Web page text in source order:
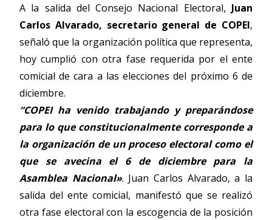
A la salida del Consejo Nacional Electoral, Juan
Carlos Alvarado, secretario general de COPEI,
señaló que la organización política que representa,
hoy cumplió con otra fase requerida por el ente
comicial de cara a las elecciones del próximo 6 de
diciembre.
“COPEI ha venido trabajando y preparándose
para lo que constitucionalmente corresponde a
la organización de un proceso electoral como el
que se avecina el 6 de diciembre para la
Asamblea Nacional». Juan Carlos Alvarado, a la
salida del ente comicial, manifestó que se realizó
otra fase electoral con la escogencia de la posición